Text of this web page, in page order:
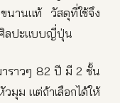
ขนานแท้ วัสดุที่ใช้จึง
ศิลปะแบบญี่ปุ่น
าราวๆ 82 ปี มี 2 ชั้น
มุม แต่ถ้าเลือกได้ให้